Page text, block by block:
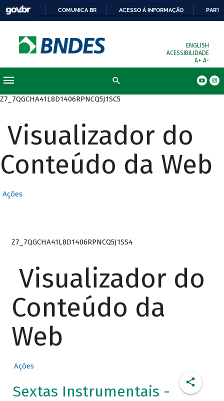
COMUNICA BR ACESSO À INFORMAÇÃO
ENGLISH
ACESSIBILIDADE
A+ A-
Z7_7QGCHA41L8D1406RPNCQ5J1SC5
Visualizador do
Conteúdo da Web
Ações
Z7_7QGCHA41L8D1406RPNCQ5J1SS4
Visualizador do
Conteúdo da
Web
Ações
Sextas Instrumentais -